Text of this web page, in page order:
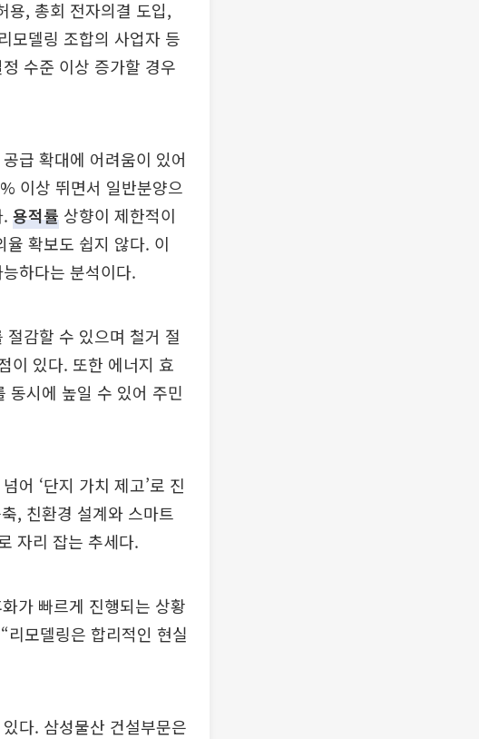
용, 총회 전자의결 도입,
모델링 조합의 사업자 등
수준 이상 증가할 경우
급 확대에 어려움이 있어
이상 뛰면서 일반분양으
용적률 상향이 제한적이
확보도 쉽지 않다. 이
하다는 분석이다.
감할 수 있으며 철거 절
이 있다. 또한 에너지 효
동시에 높일 수 있어 주민
어 ‘단지 가치 제고’로 진
, 친환경 설계와 스마트
자리 잡는 추세다.
가 빠르게 진행되는 상황
리모델링은 합리적인 현실
다. 삼성물산 건설부문은